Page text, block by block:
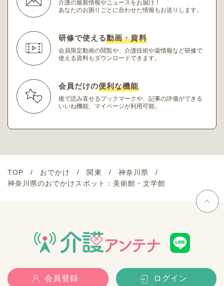
介護の最新情報やニュースをお届け！
あなたのお困りごとに合わせた情報もお送りします。
研修で使える動画・資料
会員限定動画の閲覧や、介護技術や薬情報など研修で
使える資料もダウンロードできます。
会員だけの便利な機能
後で読み直せるブックマークや、記事の評価ができる
いいね機能、マイページが利用可能。
TOP おでかけ 関東
神奈川県
神奈川県のおでかけスポット：美術館・文学館
会員登録 ログイン